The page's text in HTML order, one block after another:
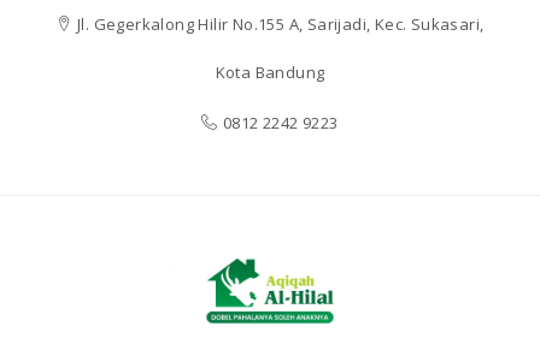
Jl. Gegerkalong Hilir No.155 A, Sarijadi, Kec. Sukasari,
Kota Bandung
0812 2242 9223